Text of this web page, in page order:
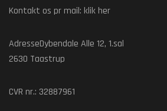
Kontakt os pr mail: klik her
AdresseDybendale Alle 12, 1.sal
2630 Taastrup
CVR nr.: 32887961